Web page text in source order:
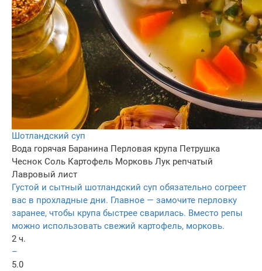
Шотландский суп
Вода горячая Баранина Перловая крупа Петрушка
Чеснок Соль Картофель Морковь Лук репчатый
Лавровый лист
Густой и сытный шотландский суп обязательно согреет
вас в прохладные дни. Главное — замочите перловку
заранее, чтобы крупа быстрее сварилась. Вместо репы
можно использовать свежий картофель, морковь.
2 ч.
–
5.0